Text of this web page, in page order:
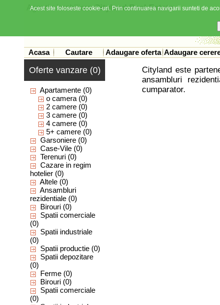
Agentia imobiliaraCityland Real Estate
Acasa Cautare Adaugare oferta Adaugare
Oferte vanzare (0)
Apartamente (0)
o camera (0)
2 camere (0)
3 camere (0)
4 camere (0)
5+ camere (0)
Garsoniere (0)
Case-Vile (0)
Terenuri (0)
Cazare in regim
hotelier (0)
Altele (0)
Ansambluri
rezidentiale (0)
Birouri (0)
Spatii comerciale
(0)
Spatii industriale
(0)
Spatii productie (0)
Spatii depozitare
(0)
Ferme (0)
Birouri (0)
Spatii comerciale
(0)
Cityland este
ansambluri
cumparator.
Acest site foloseste cookie-uri. Prin continuarea navigarii sunteti de